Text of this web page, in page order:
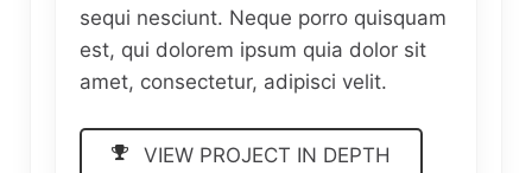
sequi nesciunt. Neque porro quisquam
est, qui dolorem ipsum quia dolor sit
amet, consectetur, adipisci velit.
VIEW PROJECT IN DEPTH